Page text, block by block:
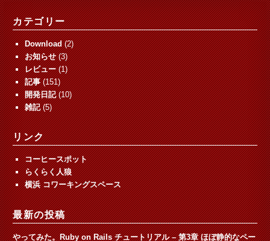
カテゴリー
Download(2)
お知らせ(3)
レビュー(1)
記事(151)
開発日記(10)
雑記(5)
リンク
コーヒースポット
らくらく人狼
横浜 コワーキングスペース
最新の投稿
やってみた。Ruby on Rails チュートリアル – 第3章 ほぼ静的なペー